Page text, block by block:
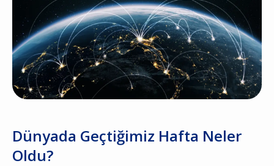
Dünyada Geçtiğimiz Hafta Neler
Oldu?